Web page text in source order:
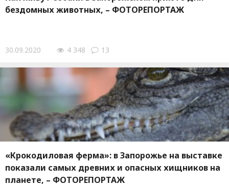
бездомных животных, – ФОТОРЕПОРТАЖ
30.09.2020 4 348 13
«Крокодиловая ферма»: в Запорожье на выставке
показали самых древних и опасных хищников на
планете, – ФОТОРЕПОРТАЖ